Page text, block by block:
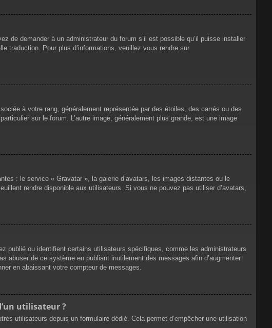
de demander à un administrateur du forum s’il est possible qu’il puisse installer
traduction. Pour plus d’informations, veuillez vous rendre sur
à votre rang, généralement représentée par des étoiles, des carrés ou des
sur le forum. L’autre image, généralement plus grande, est une image
: le service « Gravatar », la galerie d’avatars, les images distantes ou le
rendre disponible aux utilisateurs. Si vous ne pouvez pas utiliser d’avatars,
publié ou identifient certains utilisateurs spécifiques, comme les administrateurs
abuser de ce système en publiant inutilement des messages afin d’augmenter
en abaissant votre compteur de messages.
utilisateur ?
utilisateurs depuis un formulaire dédié. Cela permet d’empêcher une utilisation